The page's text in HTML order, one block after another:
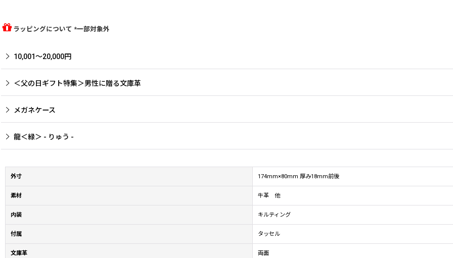
ラッピングについて *一部対象外
10,001〜20,000円
＜父の日ギフト特集＞男性に贈る文庫革
メガネケース
龍＜緑＞ - りゅう -
外寸 174mm×80mm 厚み18mm前後
素材 牛革 他
内装 キルティング
付属 タッセル
文庫革 両面